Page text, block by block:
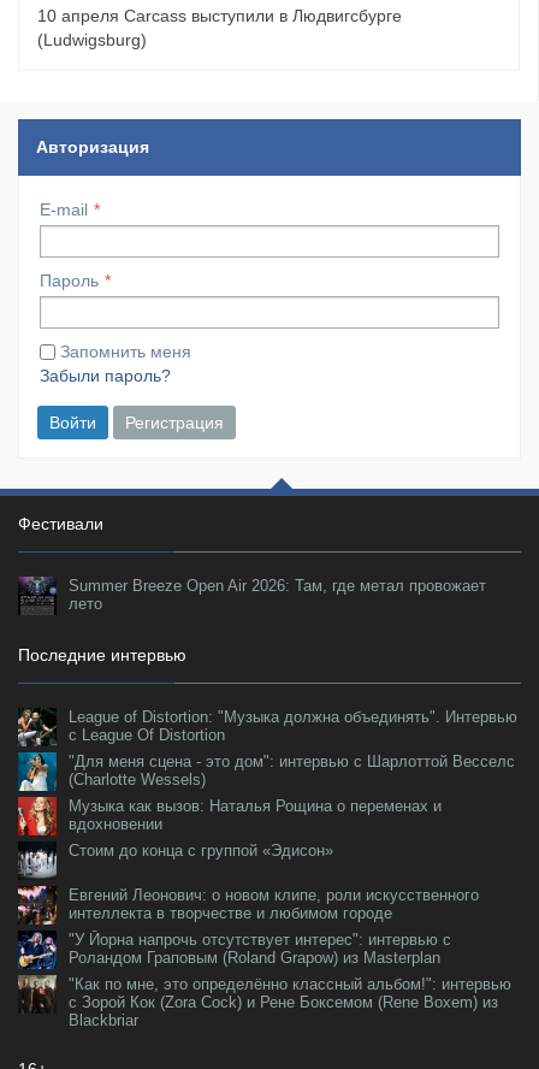
10 апреля Carcass выступили в Людвигсбурге
(Ludwigsburg)
Авторизация
E-mail
Пароль
Запомнить меня
Забыли пароль?
Войти Регистрация
Фестивали
Summer Breeze Open Air 2026: Там, где метал провожает
лето
Последние интервью
League of Distortion: "Музыка должна объединять". Интервью
с League Of Distortion
"Для меня сцена - это дом": интервью с Шарлоттой Весселс
(Charlotte Wessels)
Музыка как вызов: Наталья Рощина о переменах и
вдохновении
Стоим до конца с группой «Эдисон»
Евгений Леонович: о новом клипе, роли искусственного
интеллекта в творчестве и любимом городе
"У Йорна напрочь отсутствует интерес": интервью с
Роландом Граповым (Roland Grapow) из Masterplan
"Как по мне, это определённо классный альбом!": интервью
с Зорой Кок (Zora Cock) и Рене Боксемом (Rene Boxem) из
Blackbriar